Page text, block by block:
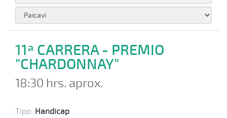
11ª CARRERA - PREMIO
"CHARDONNAY"
18:30 hrs. aprox.
Tipo: Handicap